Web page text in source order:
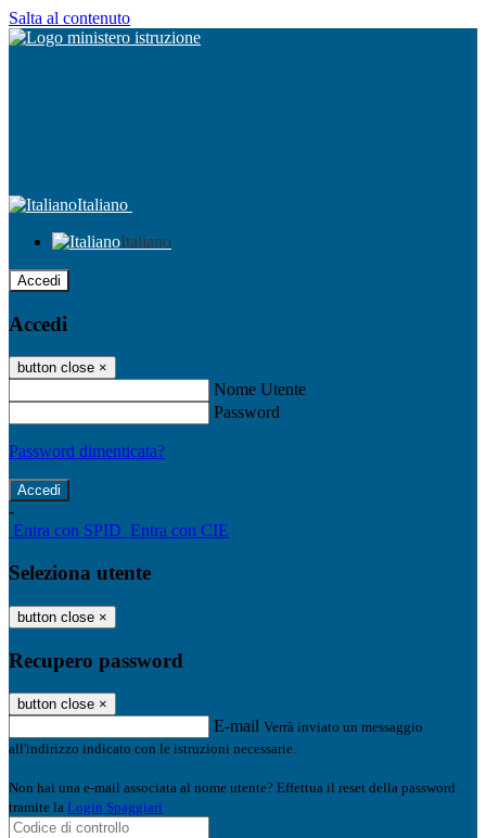
Salta al contenuto
Italiano
Italiano
Accedi
Accedi
button close ×
Nome Utente
Password
Password dimenticata?
-
Entra con SPID Entra con CIE
Seleziona utente
button close ×
Recupero password
button close ×
E-mail Verrà inviato un messaggio
all'indirizzo indicato con le istruzioni necessarie.
Non hai una e-mail associata al nome utente? Effettua il reset della password
tramite la Login Spaggiari